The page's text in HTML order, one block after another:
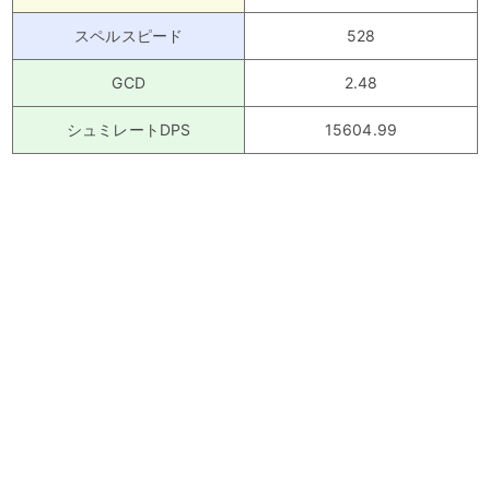
スペルスピード 528
GCD 2.48
シュミレートDPS 15604.99